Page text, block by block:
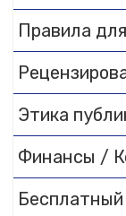
Правила
Этика
Финансы /